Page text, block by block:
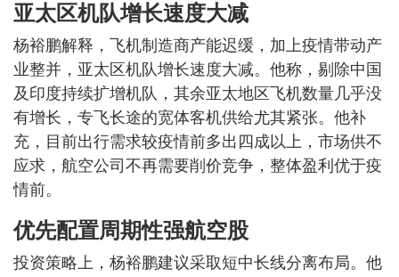
亚太区机队增长速度大减
杨裕鹏解释，飞机制造商产能迟缓，加上疫情带动产
业整并，亚太区机队增长速度大减。他称，剔除中国
及印度持续扩增机队，其余亚太地区飞机数量几乎没
有增长，专飞长途的宽体客机供给尤其紧张。他补
充，目前出行需求较疫情前多出四成以上，市场供不
应求，航空公司不再需要削价竞争，整体盈利优于疫
情前。
优先配置周期性强航空股
投资策略上，杨裕鹏建议采取短中长线分离布局。他